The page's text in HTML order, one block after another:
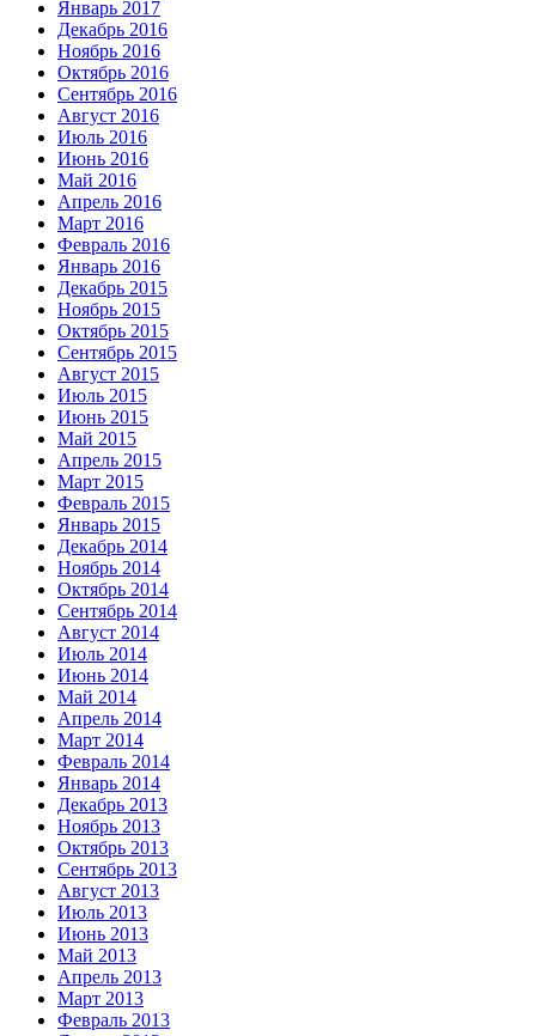
Январь 2017
Декабрь 2016
Ноябрь 2016
Октябрь 2016
Сентябрь 2016
Август 2016
Июль 2016
Июнь 2016
Май 2016
Апрель 2016
Март 2016
Февраль 2016
Январь 2016
Декабрь 2015
Ноябрь 2015
Октябрь 2015
Сентябрь 2015
Август 2015
Июль 2015
Июнь 2015
Май 2015
Апрель 2015
Март 2015
Февраль 2015
Январь 2015
Декабрь 2014
Ноябрь 2014
Октябрь 2014
Сентябрь 2014
Август 2014
Июль 2014
Июнь 2014
Май 2014
Апрель 2014
Март 2014
Февраль 2014
Январь 2014
Декабрь 2013
Ноябрь 2013
Октябрь 2013
Сентябрь 2013
Август 2013
Июль 2013
Июнь 2013
Май 2013
Апрель 2013
Март 2013
Февраль 2013